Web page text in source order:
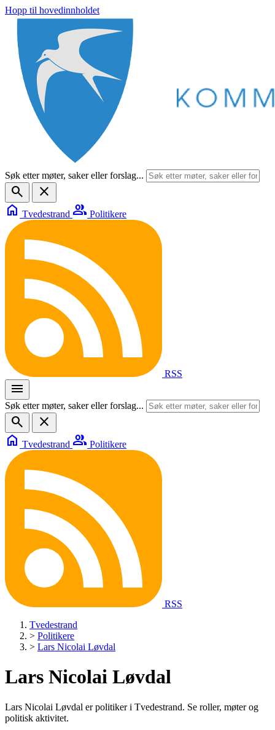
Hopp til hovedinnholdet
Søk etter møter, saker eller forslag...
search
close
home Tvedestrand group Politikere
RSS
menu
Søk etter møter, saker eller forslag...
search
close
home Tvedestrand group Politikere
RSS
Tvedestrand
> Politikere
> Lars Nicolai Løvdal
Lars Nicolai Løvdal
Lars Nicolai Løvdal er politiker i Tvedestrand. Se roller, møter og
politisk aktivitet.